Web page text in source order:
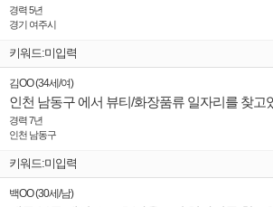
경력 5년
경기 여주시
키워드:미입력
김OO(34세 /여)
경력 7년
인천 남동구
키워드:미입력
백OO(30세 /남)